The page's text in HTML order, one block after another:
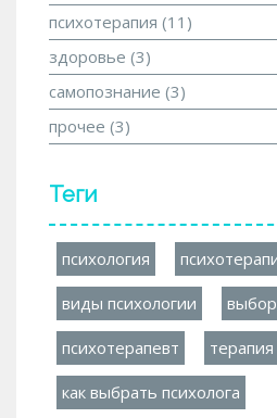
психотерапия (11)
здоровье (3)
самопознание (3)
прочее (3)
Теги
психология
виды психологии выбор
психотерапевт терапия
как выбрать психолога